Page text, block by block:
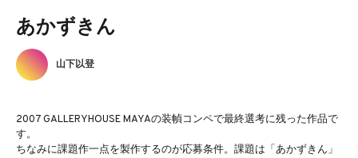
あかずきん
山下以登
2007 GALLERYHOUSE MAYAの装幀コンペで最終選考に残った作品で
す。
ちなみに課題作一点を製作するのが応募条件。課題は「あかずきん」